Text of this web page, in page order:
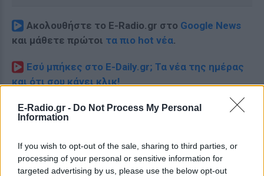
E-Radio.gr - Do Not Process My Personal
Information
If you wish to opt-out of the sale, sharing to third parties, or
processing of your personal or sensitive information for
targeted advertising by us, please use the below opt-out
Ακολουθήστε το E-Radio.gr στο Google News
και μάθετε πρώτοι τα πιο hot νέα.
Εσύ μπήκες στο E-Daily.gr; Τα νέα της ημέρας
και ότι σου κάνει κλικ!
Ακολουθήστε το E-Radio.gr και στο Instagram